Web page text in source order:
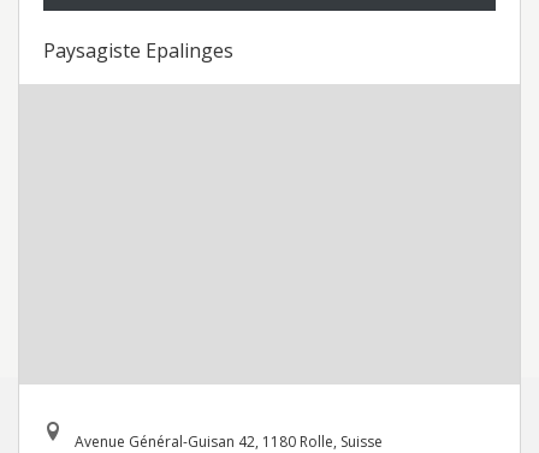
Paysagiste Epalinges
Avenue Général-Guisan 42, 1180 Rolle, Suisse